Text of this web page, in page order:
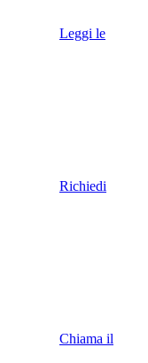
Leggi le
Richiedi
Chiama il